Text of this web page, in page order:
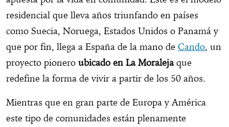
residencial que lleva años triunfando en países
como Suecia, Noruega, Estados Unidos o Panamá y
que por fin, llega a España de la mano de Cando, un
proyecto pionero ubicado en La Moralejaque
redefine la forma de vivir a partir de los 50 años.
Mientras que en gran parte de Europa y América
este tipo de comunidades están plenamente